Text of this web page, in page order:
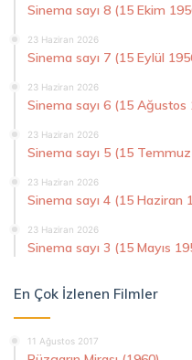
Sinema sayı 8 (15 Ekim
23 Haziran 2026
Sinema sayı 7 (15 Eylül
23 Haziran 2026
Sinema sayı 6 (15 Ağustos
23 Haziran 2026
Sinema sayı 5 (15
23 Haziran 2026
Sinema sayı 4 (15 Haziran
23 Haziran 2026
Sinema sayı 3 (15 Mayıs
En Çok İzlenen Filmler
11 Ağustos 2017